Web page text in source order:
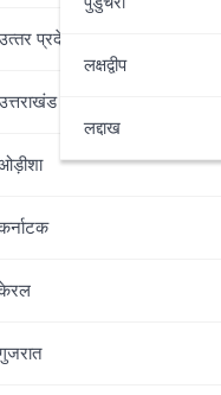
प्रदेश
लक्षद्वीप
लद्दाख
और बिट्टी’ की जोड़ी,
और जन्नत बने ‘लाफ्टर
जोड़ी अली गोनी और जन्नत जुबैर ने